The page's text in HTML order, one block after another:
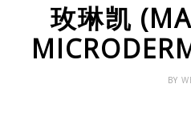
玫琳凯
BY